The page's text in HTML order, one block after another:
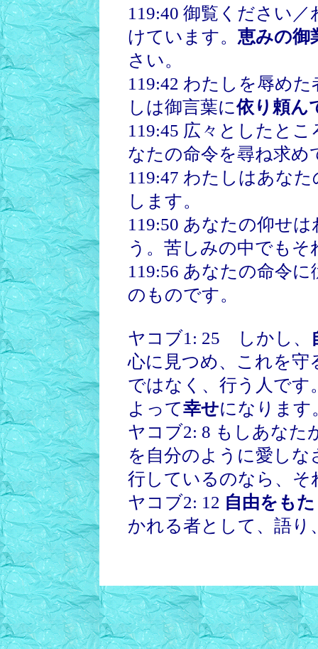
119:40 御覧ください
けています。 恵みの御
さい。
119:42 わたしを辱め
しは御言葉に依り頼ん
119:45 広々としたと
なたの命令を尋ね求め
119:47 わたしはあな
します。
119:50 あなたの仰せ
う。苦しみの中でも
119:56 あなたの命令
のものです。
ヤコブ1: 25 しかし、
心に見つめ、これを守
ではなく、行う人で
よって幸せになります
ヤコブ2: 8 もしあなた
を自分のように愛しな
行しているのなら、
ヤコブ2: 12 自由をも
かれる者として、語